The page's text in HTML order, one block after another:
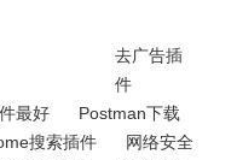
去广告插
件
最好
Postman下载
搜索插件
网络安全